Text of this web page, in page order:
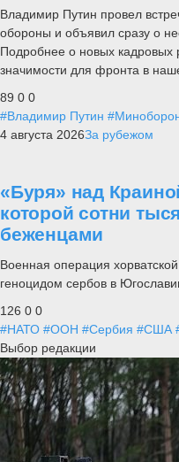
Владимир Путин провел
обороны и объявил сразу о
Подробнее о новых кадровых
значимости для фронта в
89 0 0
#Владимир Путин
4 августа 2026За рубежом
«Буря» над
которой сотни
беженцами
Военная операция
геноцидом сербов в
126 0 0
#НАТО #ООН #Сербия #США
Выбор редакции